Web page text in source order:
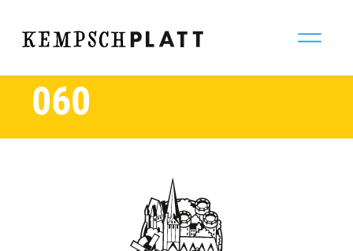
Oktober 2024 ZURÜCK
060